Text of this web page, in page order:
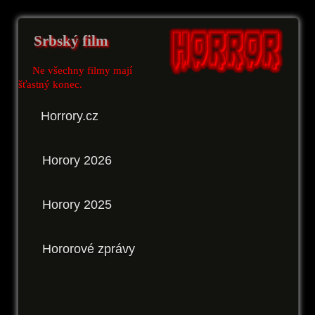
Srbský film
Ne všechny filmy mají
šťastný konec.
Horrory.cz
Horory 2026
Horory 2025
Hororové zprávy